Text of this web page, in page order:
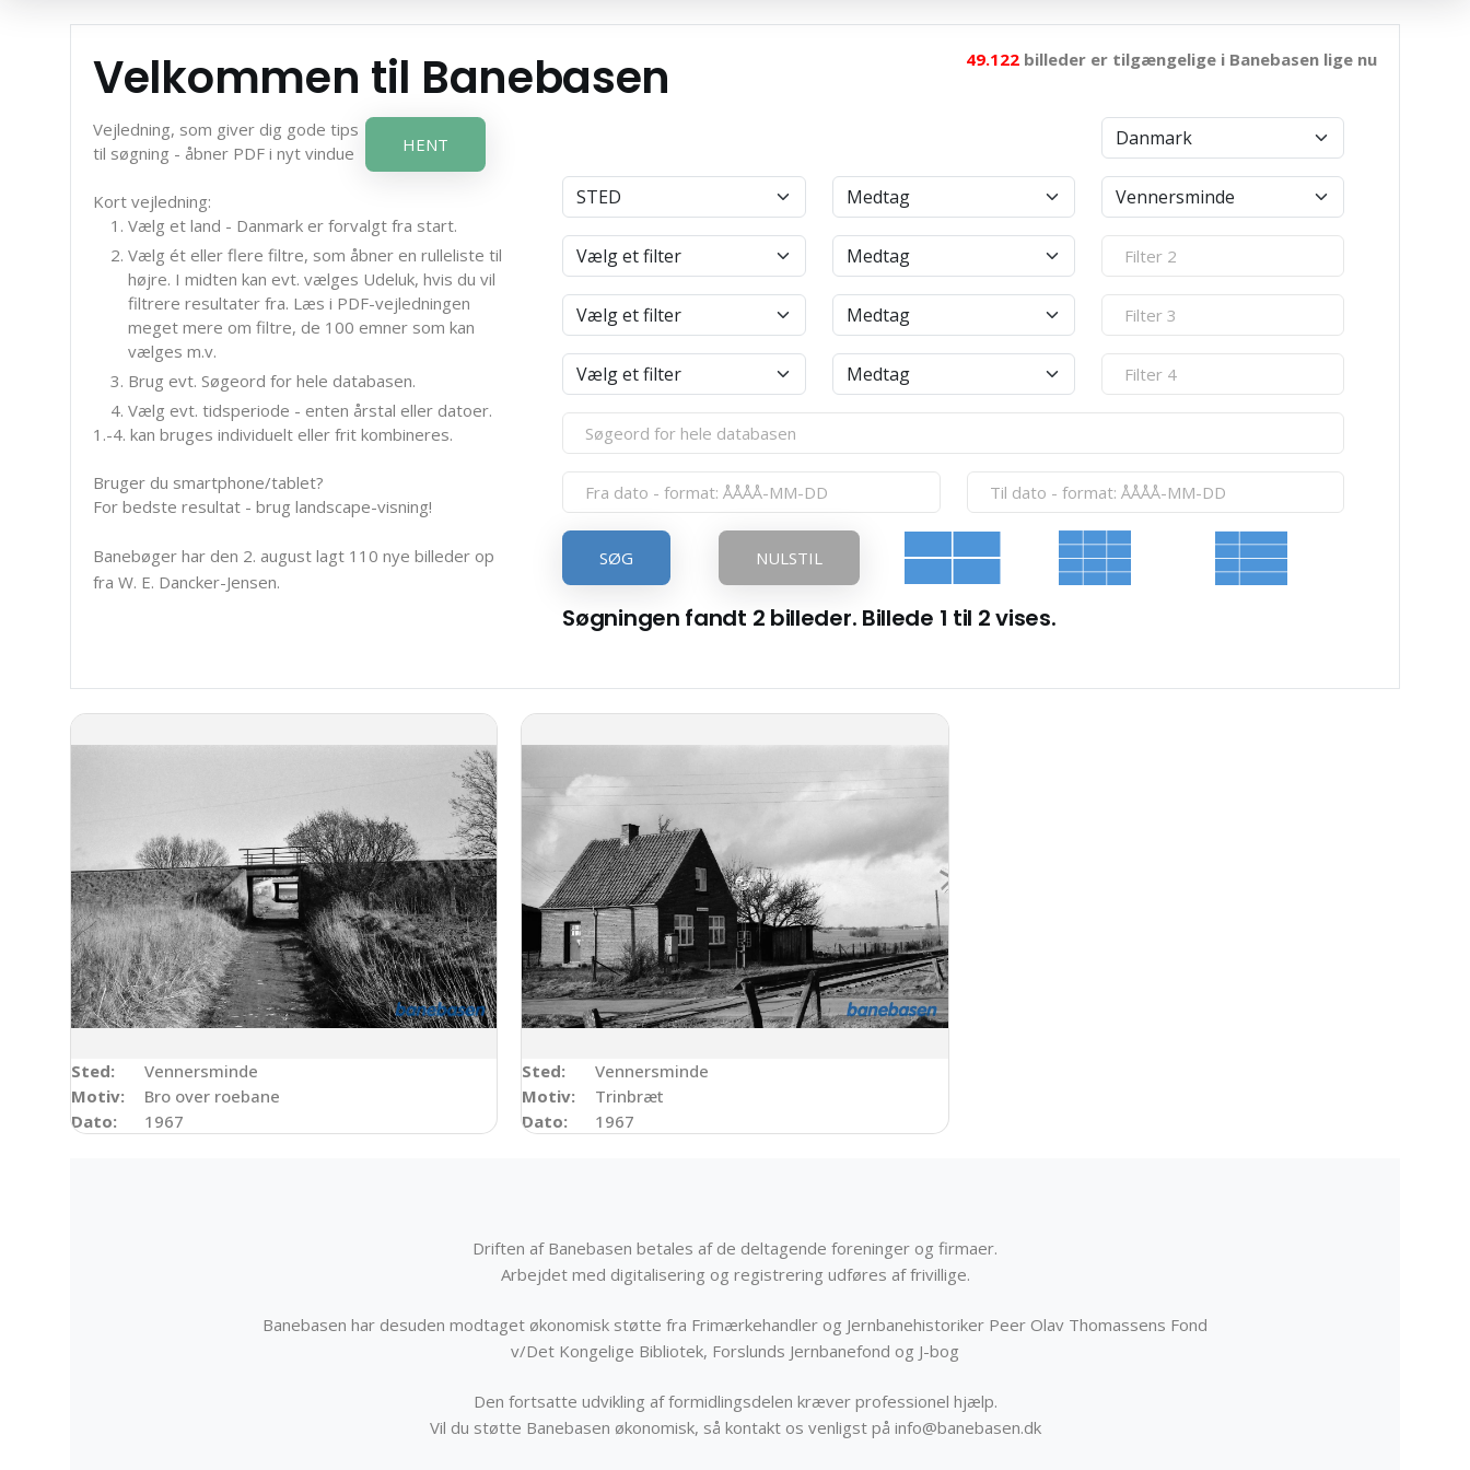
Velkommen til Banebasen 49.122 billeder er tilgængelige i Banebasen lige nu
Vejledning, som giver dig gode tips
til søgning - åbner PDF i nyt vindue
HENT
Kort vejledning:
Vælg et land - Danmark er forvalgt fra start.
Vælg ét eller flere filtre, som åbner en rulleliste til
højre. I midten kan evt. vælges Udeluk, hvis du vil
filtrere resultater fra. Læs i PDF-vejledningen
meget mere om filtre, de 100 emner som kan
vælges m.v.
Brug evt. Søgeord for hele databasen.
Vælg evt. tidsperiode - enten årstal eller datoer.
1.-4. kan bruges individuelt eller frit kombineres.
Bruger du smartphone/tablet?
For bedste resultat - brug landscape-visning!
Banebøger har den 2. august lagt 110 nye billeder op
fra W. E. Dancker-Jensen.
SØG NULSTIL
Søgningen fandt 2 billeder. Billede 1 til 2 vises.
Sted:
Vennersminde
Motiv:
Bro over roebane
Dato:
1967
Sted:
Vennersminde
Motiv:
Trinbræt
Dato:
1967
Driften af Banebasen betales af de deltagende foreninger og firmaer.
Arbejdet med digitalisering og registrering udføres af frivillige.
Banebasen har desuden modtaget økonomisk støtte fra Frimærkehandler og Jernbanehistoriker Peer Olav Thomassens Fond
v/Det Kongelige Bibliotek, Forslunds Jernbanefond og J-bog
Den fortsatte udvikling af formidlingsdelen kræver professionel hjælp.
Vil du støtte Banebasen økonomisk, så kontakt os venligst på info@banebasen.dk